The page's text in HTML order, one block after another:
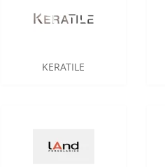
KERATILE